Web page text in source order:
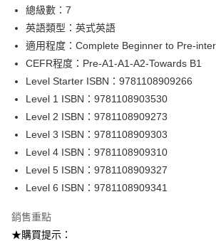
每筆NT$60
付款後全家取貨
每筆NT$60
7-11取貨付款
每筆NT$60
付款後7-11取貨
每筆NT$60
宅配-台灣本島
宅配-離島
總級數：7
英語類型：英式英語
適用程度：Complete Beginner to Pre-
CEFR程度：Pre-A1-A1-A2-Towards B1
Level Starter ISBN：9781108909266
Level 1 ISBN：9781108903530
Level 2 ISBN：9781108909273
Level 3 ISBN：9781108909303
Level 4 ISBN：9781108909310
Level 5 ISBN：9781108909327
Level 6 ISBN：9781108909341
銷售重點
★購買提示：